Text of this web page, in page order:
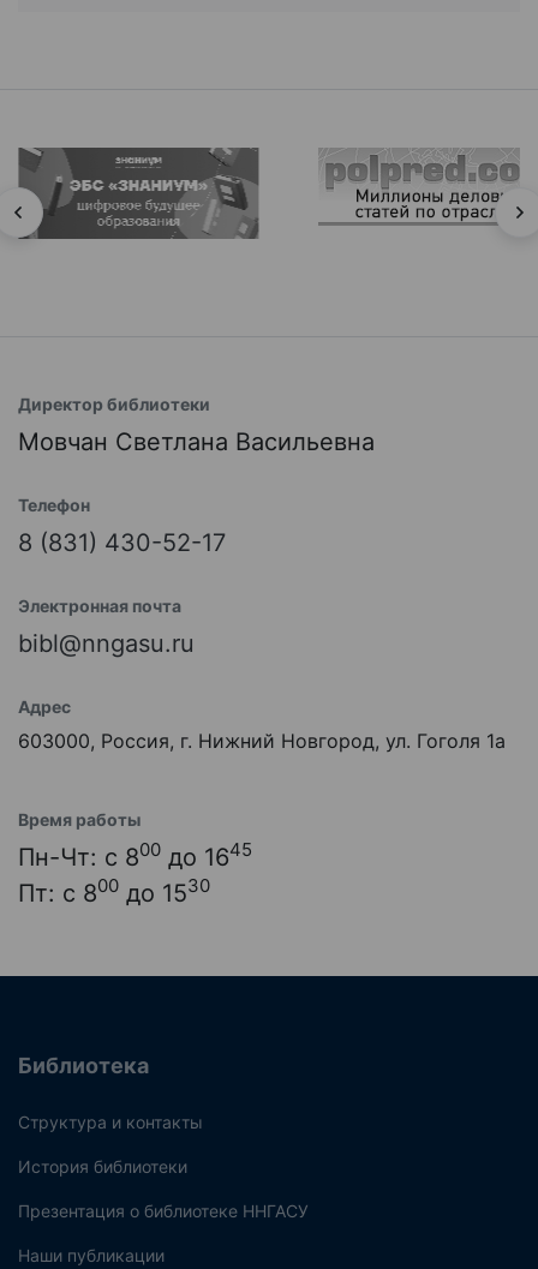
Директор библиотеки
Мовчан Светлана Васильевна
Телефон
8 (831) 430-52-17
Электронная почта
bibl@nngasu.ru
Адрес
603000, Россия, г. Нижний Новгород, ул. Гоголя 1а
Время работы
Пн-Чт: с 800 до 1645
Пт: с 800 до 1530
Библиотека
Структура и контакты
История библиотеки
Презентация о библиотеке ННГАСУ
Наши публикации